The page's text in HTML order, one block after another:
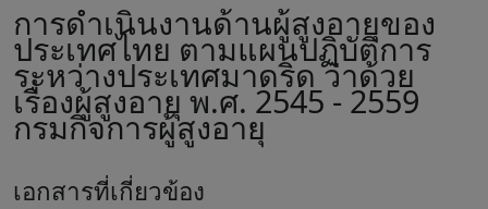
การดำเนินงานด้านผู้สูงอายุของ
ประเทศไทย ตามแผนปฏิบัติการ
ระหว่างประเทศมาดริด ว่าด้วย
เรื่องผู้สูงอายุ พ.ศ. 2545 - 2559
กรมกิจการผู้สูงอายุ
เอกสารที่เกี่ยวข้อง